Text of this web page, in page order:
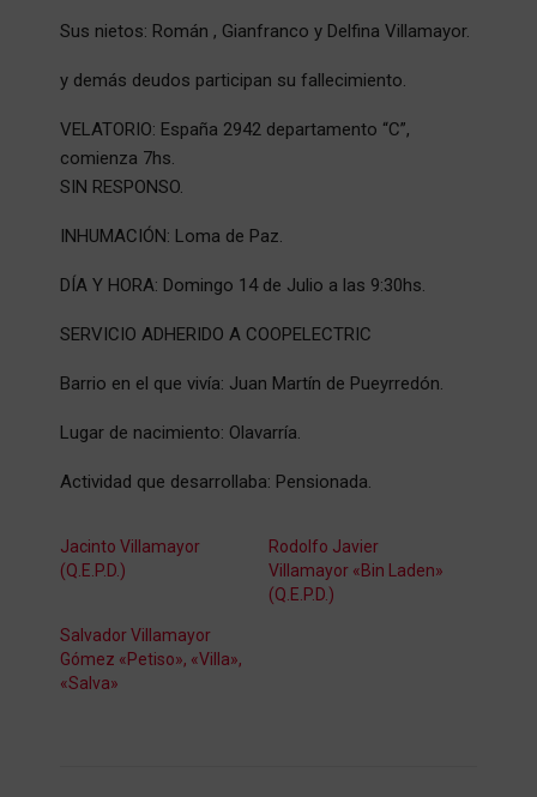
Sus nietos: Román , Gianfranco y Delfina Villamayor.
y demás deudos participan su fallecimiento.
VELATORIO: España 2942 departamento “C”,
comienza 7hs.
SIN RESPONSO.
INHUMACIÓN: Loma de Paz.
DÍA Y HORA: Domingo 14 de Julio a las 9:30hs.
SERVICIO ADHERIDO A COOPELECTRIC
Barrio en el que vivía: Juan Martín de Pueyrredón.
Lugar de nacimiento: Olavarría.
Actividad que desarrollaba: Pensionada.
Jacinto Villamayor
(Q.E.P.D.)
Rodolfo Javier
Villamayor «Bin Laden»
(Q.E.P.D.)
Salvador Villamayor
Gómez «Petiso», «Villa»,
«Salva»